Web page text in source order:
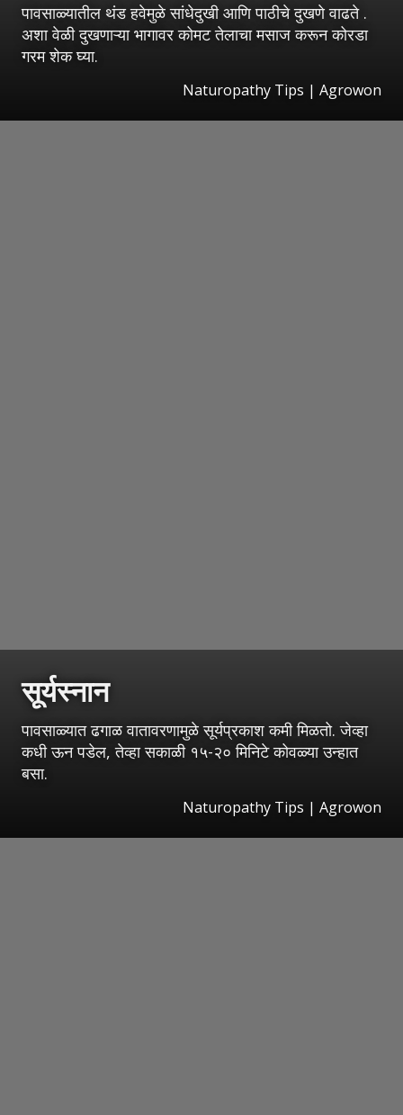
पावसाळ्यातील थंड हवेमुळे सांधेदुखी आणि पाठीचे दुखणे वाढते .
अशा वेळी दुखणाऱ्या भागावर कोमट तेलाचा मसाज करून कोरडा
गरम शेक घ्या.
Naturopathy Tips | Agrowon
सूर्यस्नान
पावसाळ्यात ढगाळ वातावरणामुळे सूर्यप्रकाश कमी मिळतो. जेव्हा
कधी ऊन पडेल, तेव्हा सकाळी १५-२० मिनिटे कोवळ्या उन्हात
बसा.
Naturopathy Tips | Agrowon